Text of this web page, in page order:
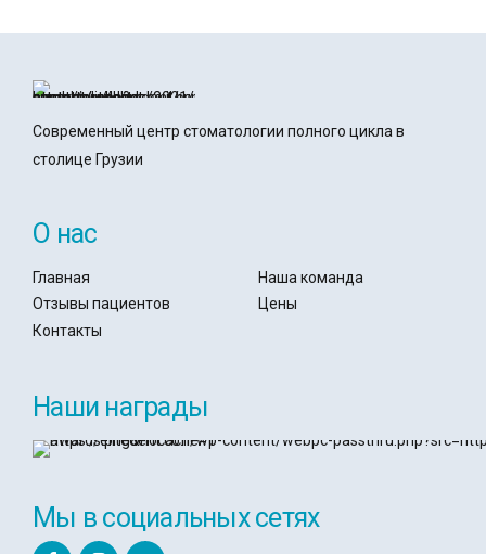
Современный центр стоматологии полного цикла в
столице Грузии
О нас
Главная
Наша команда
Отзывы пациентов
Цены
Контакты
Наши награды
Мы в социальных сетях